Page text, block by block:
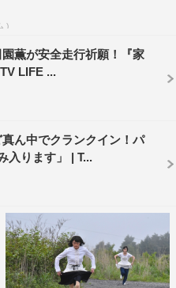
飯豊まりえ
)
薫が安全走行祈願！『家
LIFE ...
ん中でクランクイン！パ
入ります」 | T...